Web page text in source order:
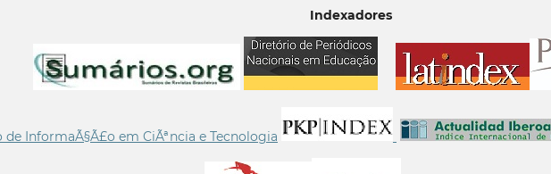
Indexadores